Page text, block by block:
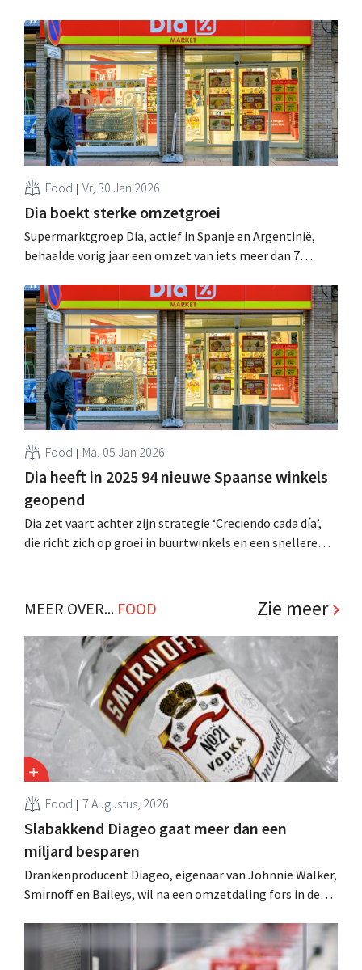
Martín Tolcachir ligt de focus niet op "inorganische
groei" in het Zuid-Amerikaanse land, maar op het
herstel van de eigen operaties. .
Food Vr, 30 Jan 2026
Dia boekt sterke omzetgroei
Supermarktgroep Dia, actief in Spanje en Argentinië,
behaalde vorig jaar een omzet van iets meer dan 7
het bedrijf toe aan de uitvoering van het strategisch
plan "Creciendo cada día" (Elke dag groeien). .
Food Ma, 05 Jan 2026
Dia heeft in 2025 94 nieuwe Spaanse winkels
geopend
Dia zet vaart achter zijn strategie ‘Creciendo cada día’,
die richt zich op groei in buurtwinkels en een snellere
MEER OVER... FOOD Zie meer
Food 7 Augustus, 2026
Slabakkend Diageo gaat meer dan een
miljard besparen
Drankenproducent Diageo, eigenaar van Johnnie Walker,
Smirnoff en Baileys, wil na een omzetdaling fors in de
andere Guiness en voorgemixte cocktails.